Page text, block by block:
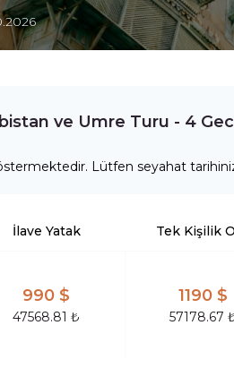
ve Umre Turu - 4
Lütfen seyahat
İlave Yatak
990 $
47568.81 ₺
Tek Kişilik
1190 $
57178.67